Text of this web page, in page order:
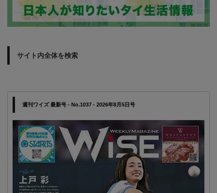
サイト内全体を検索
週刊ワイズ 最新号 - No.1037 - 2026年8月5日号